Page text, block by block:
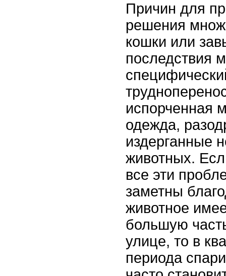
Причин для
решения
кошки или
последствия
испорченная
одежда,
издерганные
животных.
все эти
заметны
животное
большую
улице, то в
периода